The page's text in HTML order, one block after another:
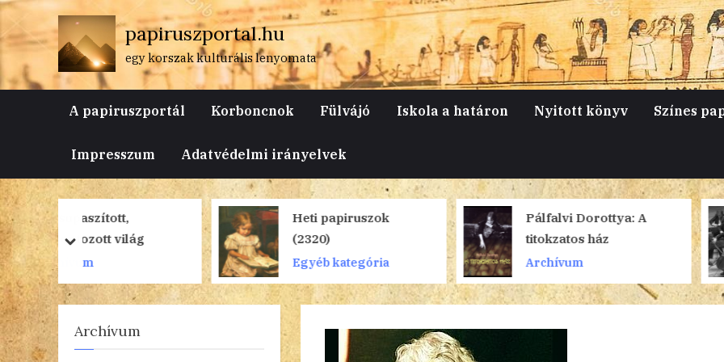
Skip
to
content
papiruszportal.hu
egy korszak kulturális lenyomata
A papiruszportál Korboncnok Fülvájó Iskola a határon Nyitott könyv Színes
Impresszum Adatvédelmi irányelvek
Heti papiruszok
Egyéb kategória
Pálfalvi Dorottya: A
titokzatos ház
Archívum
A Liszt Ferenc
Steven
koncertje
Archívum
prev
next
Archívum